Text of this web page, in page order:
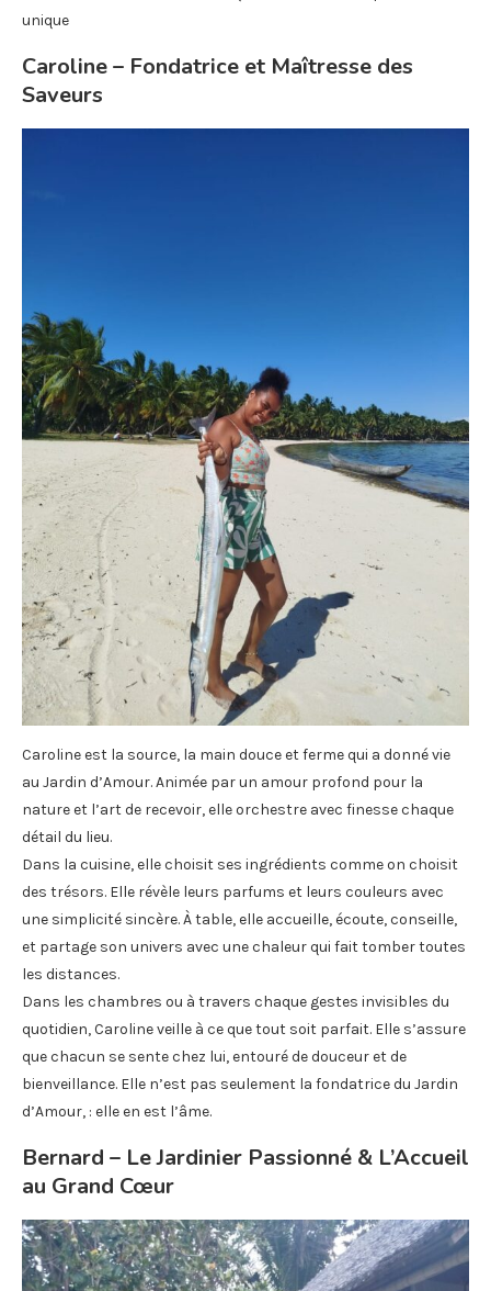
unique
Caroline – Fondatrice et Maîtresse des
Saveurs
Caroline est la source, la main douce et ferme qui a donné vie
au Jardin d’Amour. Animée par un amour profond pour la
nature et l’art de recevoir, elle orchestre avec finesse chaque
détail du lieu.
Dans la cuisine, elle choisit ses ingrédients comme on choisit
des trésors. Elle révèle leurs parfums et leurs couleurs avec
une simplicité sincère. À table, elle accueille, écoute, conseille,
et partage son univers avec une chaleur qui fait tomber toutes
les distances.
Dans les chambres ou à travers chaque gestes invisibles du
quotidien, Caroline veille à ce que tout soit parfait. Elle s’assure
que chacun se sente chez lui, entouré de douceur et de
bienveillance. Elle n’est pas seulement la fondatrice du Jardin
d’Amour, : elle en est l’âme.
Bernard – Le Jardinier Passionné & L’Accueil
au Grand Cœur